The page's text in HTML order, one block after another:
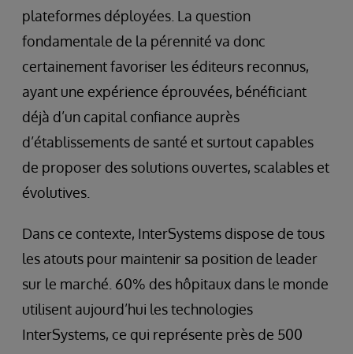
plateformes déployées. La question
fondamentale de la pérennité va donc
certainement favoriser les éditeurs reconnus,
ayant une expérience éprouvées, bénéficiant
déjà d’un capital confiance auprès
d’établissements de santé et surtout capables
de proposer des solutions ouvertes, scalables et
évolutives.
Dans ce contexte, InterSystems dispose de tous
les atouts pour maintenir sa position de leader
sur le marché. 60% des hôpitaux dans le monde
utilisent aujourd’hui les technologies
InterSystems, ce qui représente près de 500